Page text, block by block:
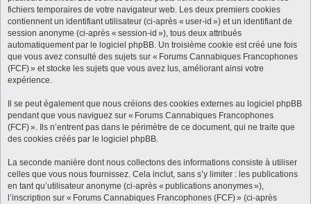
fichiers temporaires de votre navigateur web. Les deux premiers cookies
contiennent un identifiant utilisateur (ci-après « user-id ») et un identifiant de
session anonyme (ci-après « session-id »), tous deux attribués
automatiquement par le logiciel phpBB. Un troisième cookie est créé une fois
que vous avez consulté des sujets sur « Forums Cannabiques Francophones
(FCF) » et stocke les sujets que vous avez lus, améliorant ainsi votre
expérience.
Il se peut également que nous créions des cookies externes au logiciel phpBB
pendant que vous naviguez sur « Forums Cannabiques Francophones
(FCF) ». Ils n’entrent pas dans le périmètre de ce document, qui ne traite que
des cookies créés par le logiciel phpBB.
La seconde manière dont nous collectons des informations consiste à utiliser
celles que vous nous fournissez. Cela inclut, sans s’y limiter : les publications
en tant qu’utilisateur anonyme (ci-après « publications anonymes »),
l’inscription sur « Forums Cannabiques Francophones (FCF) » (ci-après